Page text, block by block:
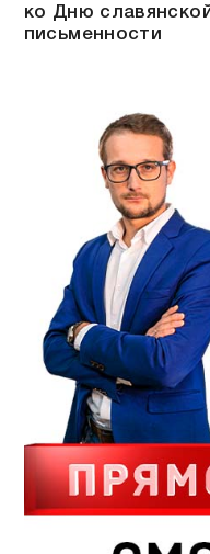
ко Дню
письменности